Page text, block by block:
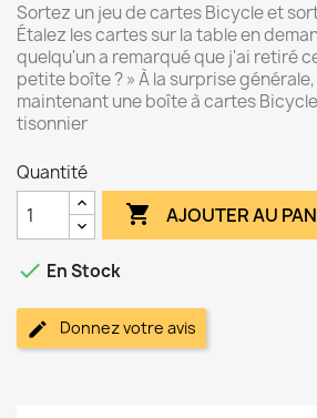
Sortez un jeu de cartes Bicycle et
Étalez les cartes sur la table en
quelqu'un a remarqué que j'ai retiré
petite boîte ? » À la surprise
maintenant une boîte à cartes
tisonnier
Quantité
 AJOUTER AU
 En Stock
Donnez votre avis